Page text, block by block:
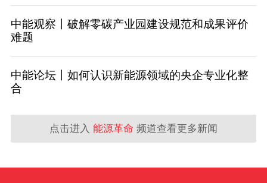
中能观察丨破解零碳产业园建设规范和成果评价
难题
中能论坛丨如何认识新能源领域的央企专业化整
合
点击进入 能源革命 频道查看更多新闻